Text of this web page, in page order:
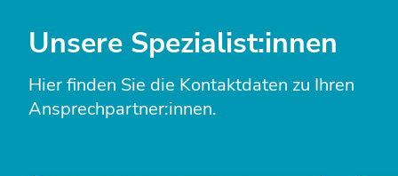
Unsere Spezialist:innen
Hier finden Sie die Kontaktdaten zu Ihren
Ansprechpartner:innen.